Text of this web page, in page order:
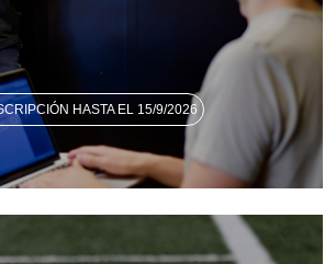
HASTA EL 15/9/2026